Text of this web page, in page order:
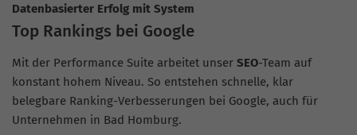
Datenbasierter Erfolg mit System
Top Rankings bei Google
Mit der Performance Suite arbeitet unser SEO-Team auf
konstant hohem Niveau. So entstehen schnelle, klar
belegbare Ranking-Verbesserungen bei Google, auch für
Unternehmen in Bad Homburg.